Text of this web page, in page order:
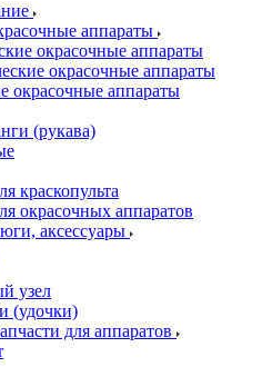
аппараты
окрасочные аппараты
окрасочные аппараты
окрасочные аппараты
(рукава)
краскопульта
окрасочных аппаратов
аксессуары
узел
(удочки)
для аппаратов